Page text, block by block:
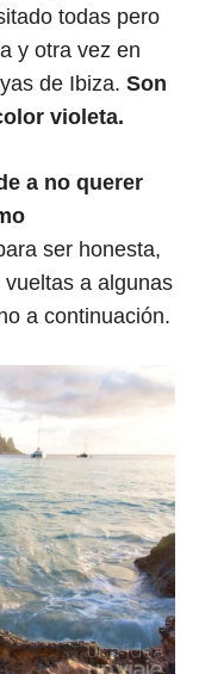
todas pero
y otra vez en
de Ibiza. Son
violeta.
a no querer
ser honesta,
a algunas
a continuación.